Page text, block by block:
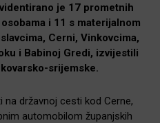
je 17 prometnih
i 11 s materijalnom
Cerni, Vinkovcima,
i Babinoj Gredi, izvijestili
srijemske.
na državnoj cesti kod Cerne,
automobilom županjskih